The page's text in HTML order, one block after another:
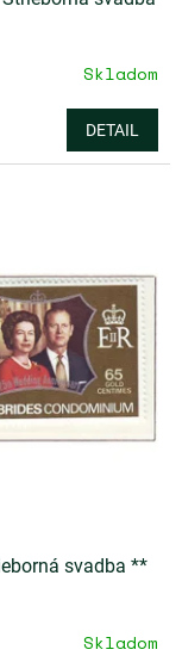
Skladom
DETAIL
svadba **
Skladom